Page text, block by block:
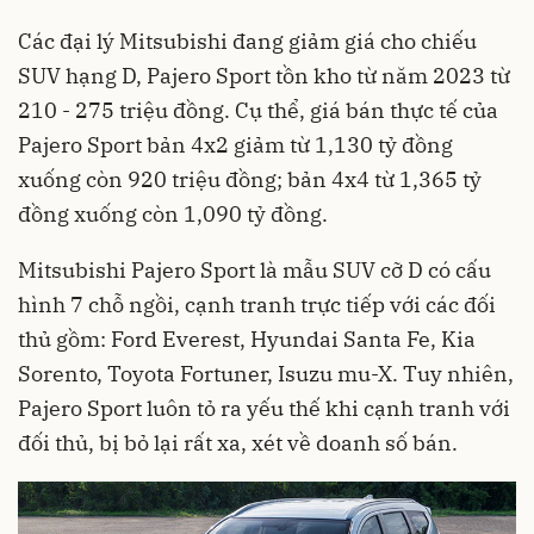
Các đại lý Mitsubishi đang giảm giá cho chiếu
SUV hạng D, Pajero Sport tồn kho từ năm 2023 từ
210 - 275 triệu đồng. Cụ thể, giá bán thực tế của
Pajero Sport bản 4x2 giảm từ 1,130 tỷ đồng
xuống còn 920 triệu đồng; bản 4x4 từ 1,365 tỷ
đồng xuống còn 1,090 tỷ đồng.
Mitsubishi Pajero Sport là mẫu SUV cỡ D có cấu
hình 7 chỗ ngồi, cạnh tranh trực tiếp với các đối
thủ gồm: Ford Everest, Hyundai Santa Fe, Kia
Sorento, Toyota Fortuner, Isuzu mu-X. Tuy nhiên,
Pajero Sport luôn tỏ ra yếu thế khi cạnh tranh với
đối thủ, bị bỏ lại rất xa, xét về doanh số bán.